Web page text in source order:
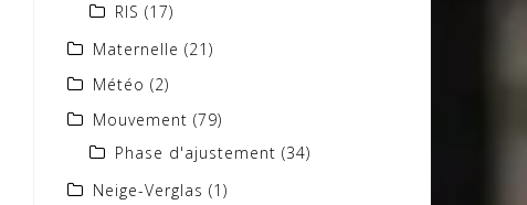
RIS (17)
Maternelle (21)
Météo (2)
Mouvement (79)
Phase d'ajustement (34)
Neige-Verglas (1)